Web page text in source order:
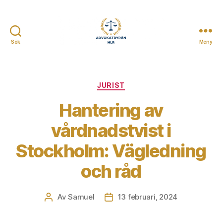
Sök Meny
Kategorier
JURIST
Hantering av
vårdnadstvist i
Stockholm: Vägledning
och råd
Inläggsförfattare
AvSamuel Inläggsdatum
13 februari, 2024